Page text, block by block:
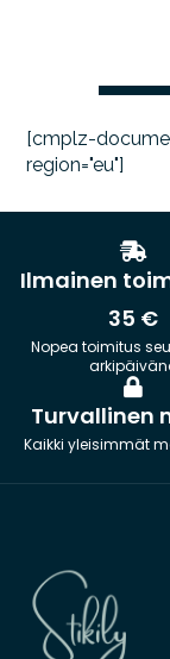
[cmplz-
region="eu"]
Ilmainen
35 €
Nopea toimitus
Turvallinen
Kaikki yleisimmät